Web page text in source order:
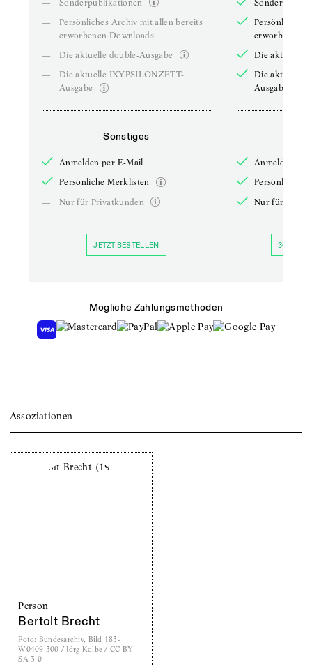
—
Sonderpublikationen
—
Persönliches Archiv mit allen bereits
erworbenen Downloads
—
Die aktuelle double-Ausgabe
—
Die aktuelle IXYPSILONZETT-
Ausgabe
Sonstiges
Anmelden per E-Mail
Persönliche Merklisten
—
Nur für Privatkunden
JETZT BESTELLEN
Persönliches
erworbenen
Die aktuelle
Die aktuelle
Ausgabe
Anmelden
Persönliche
Nur für
30 TAGE
Mögliche Zahlungsmethoden
Assoziationen
Person
Bertolt Brecht
Foto: Bundesarchiv, Bild 183-
W0409-300 / Jörg Kolbe / CC-BY-
SA 3.0